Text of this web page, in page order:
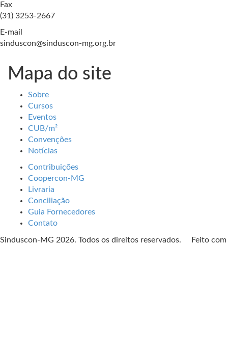
Fax
(31) 3253-2667
E-mail
sinduscon@sinduscon-mg.org.br
Mapa do site
Sobre
Cursos
Eventos
CUB/m²
Convenções
Notícias
Contribuições
Coopercon-MG
Livraria
Conciliação
Guia Fornecedores
Contato
Sinduscon-MG 2026. Todos os direitos reservados. Feito com